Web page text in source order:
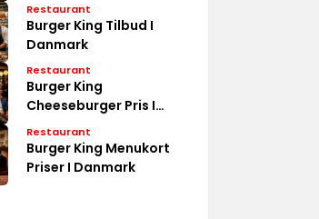
Restaurant
Burger King Tilbud I
Danmark
Restaurant
Burger King
Cheeseburger Pris I
Danmark
Restaurant
Burger King Menukort
Priser I Danmark